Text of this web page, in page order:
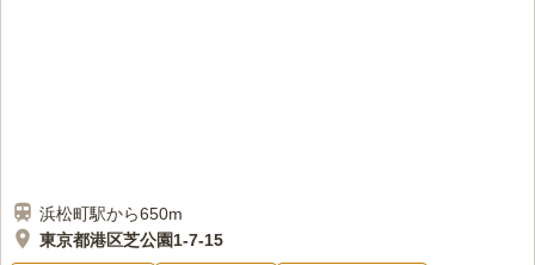
浜松町駅から650m
東京都港区芝公園1-7-15